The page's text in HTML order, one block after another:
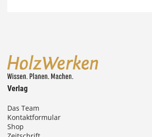
0
Verlag
Das Team
Kontaktformular
Shop